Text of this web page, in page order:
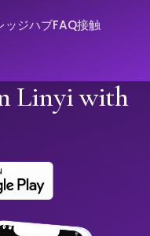
ッジハブFAQ接触
Linyi with